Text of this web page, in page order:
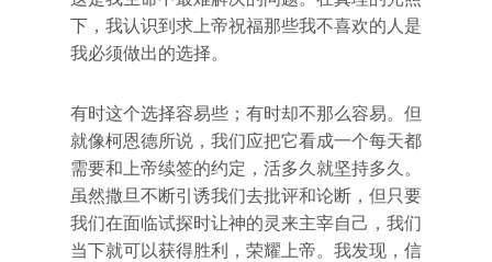
下，我认识到求上帝祝福那些我不喜欢的人是
我必须做出的选择。
有时这个选择容易些；有时却不那么容易。但
就像柯恩德所说，我们应把它看成一个每天都
需要和上帝续签的约定，活多久就坚持多久。
虽然撒旦不断引诱我们去批评和论断，但只要
我们在面临试探时让神的灵来主宰自己，我们
当下就可以获得胜利，荣耀上帝。我发现，信